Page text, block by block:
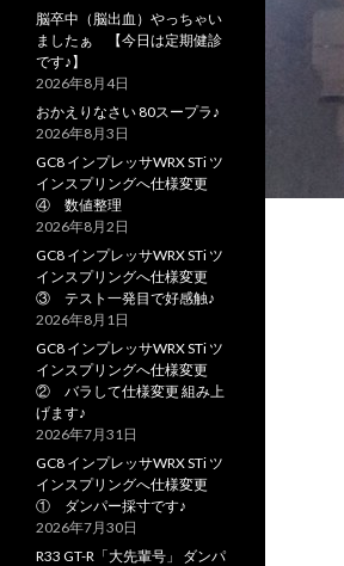
脳卒中（脳出血）やっちゃい
ましたぁ 【今日は定期健診
です♪】
2026年8月4日
おかえりなさい 80スープラ♪
2026年8月3日
GC8 インプレッサWRX STi ツ
インスプリングへ仕様変更
④ 数値整理
2026年8月2日
GC8 インプレッサWRX STi ツ
インスプリングへ仕様変更
③ テスト一発目で好感触♪
2026年8月1日
GC8 インプレッサWRX STi ツ
インスプリングへ仕様変更
② バラして仕様変更 組み上
げます♪
2026年7月31日
GC8 インプレッサWRX STi ツ
インスプリングへ仕様変更
① ダンパー採寸です♪
2026年7月30日
R33 GT-R「大先輩号」 ダンパ